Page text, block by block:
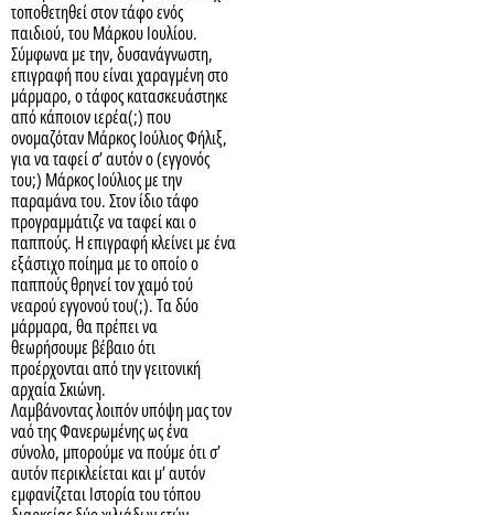
τοποθετηθεί στον τάφο ενός
παιδιού, του Μάρκου Ιουλίου.
Σύμφωνα με την, δυσανάγνωστη,
επιγραφή που είναι χαραγμένη στο
μάρμαρο, ο τάφος κατασκευάστηκε
από κάποιον ιερέα(;) που
ονομαζόταν Μάρκος Ιούλιος Φήλιξ,
για να ταφεί σ’ αυτόν ο (εγγονός
του;) Μάρκος Ιούλιος με την
παραμάνα του. Στον ίδιο τάφο
προγραμμάτιζε να ταφεί και ο
παππούς. Η επιγραφή κλείνει με ένα
εξάστιχο ποίημα με το οποίο ο
παππούς θρηνεί τον χαμό τού
νεαρού εγγονού του(;). Τα δύο
μάρμαρα, θα πρέπει να
θεωρήσουμε βέβαιο ότι
προέρχονται από την γειτονική
αρχαία Σκιώνη.
Λαμβάνοντας λοιπόν υπόψη μας τον
ναό της Φανερωμένης ως ένα
σύνολο, μπορούμε να πούμε ότι σ’
αυτόν περικλείεται και μ’ αυτόν
εμφανίζεται Ιστορία του τόπου